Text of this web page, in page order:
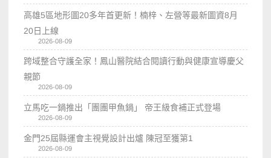
高雄5區地形圖20多年首更新！楠梓、左營等最新圖資8月
20日上線
2026-08-09
跨域整合守護全家！鳳山醫院結合閱讀行動與健康宣導慶父
親節
2026-08-09
立馬吃一鍋推出「團團甲魚鍋」 帝王級食補正式登場
2026-08-09
金門25屆縣運會主視覺設計出爐 陳冠至獲第1
2026-08-09